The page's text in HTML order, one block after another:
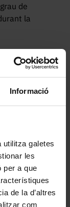
Informació
utilitza galetes
les
per a que
de la d’altres
com
de
la
(que
la
la
petita
l'àrea
cicle